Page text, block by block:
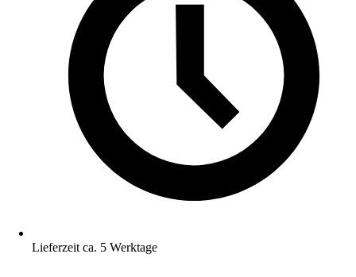
Lieferzeit ca. 5 Werktage